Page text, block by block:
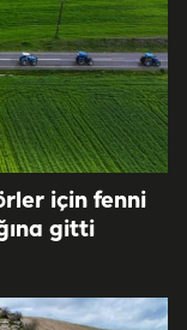
için fenni
gitti